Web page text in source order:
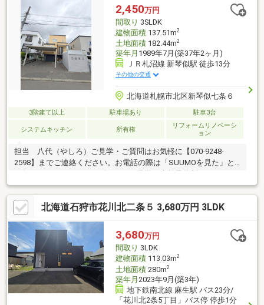
ーやコンビニなど生活利便施設が徒歩圏。■バス停徒歩3分で地下
鉄「麻生」駅へアクセス可。
2,450万円
間取り 3SLDK
建物面積137.51m2
土地面積182.44m2
築年月 1989年7月(築37年2ヶ月)
ＪＲ札沼線 新琴似駅 徒歩13分
その他の交通
北海道札幌市北区新琴似七条６
3階建て以上 駐車場あり 駐車3台
システムキッチン 所有権
リフォームリノベーシ
ョン
担当 八代（やしろ）ご見学・ご質問はお気軽に【070-9248-
2598】までご連絡ください。お電話の際は「SUUMOを見た」と
りますので、「見学予約ボタン」またはお電話よりご予約をお願
いいたします。※毎週水曜日は定休日です。◎室内リフォーム歴
が充実しており、綺麗なお部屋です。〇2020年6月には浴室・ト
イレ・洗面台を新品交換し、クロス・クッションフロアの張替え
やパネルヒーター交換を実施。〇2024年10月にはリビングクロス
張替えとストーブ新設、2025年5月には9帖洋室の暖房をファンコ
ンベクターへ交換しております。
北海道石狩市花川北二条５ 3,680万円 3LDK
3,680万円
間取り 3LDK
建物面積113.03m2
土地面積280m2
築年月 2023年9月(築3年)
地下鉄南北線 麻生駅 バス23分/
「花川北2条5丁目」バス停 停歩1分